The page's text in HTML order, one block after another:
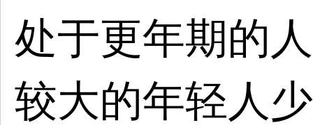
处于更年期的
较大的年轻人